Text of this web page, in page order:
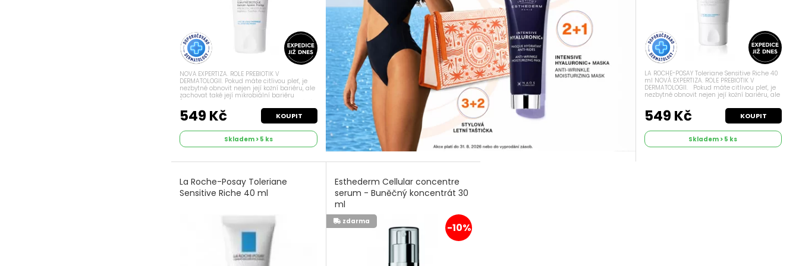
NOVÁ EXPERTIZA. ROLE PREBIOTIK V
DERMATOLOGII. Pokud máte citlivou pleť, je
nezbytné obnovit nejen její kožní bariéru, ale
zachovat také její mikrobiální bariéru
(neviditelná bariéra, která přirozeně chrání
pokožku). Přesně to mají za úkol...
549 Kč KOUPIT
Skladem > 5 ks
LA ROCHE-POSAY Toleriane Sensitive Riche 40
ml NOVÁ EXPERTIZA. ROLE PREBIOTIK V
DERMATOLOGII. Pokud máte citlivou pleť, je
nezbytné obnovit nejen její kožní bariéru, ale
(neviditelná bariéra, která...
549 Kč KOUPIT
Skladem > 5 ks
La Roche-Posay Toleriane
Sensitive Riche 40 ml
Esthederm Cellular concentre
serum - Buněčný koncentrát 30
ml
-10%
zdarma